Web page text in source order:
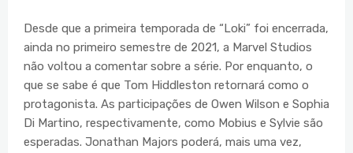
Desde que a primeira temporada de “Loki” foi encerrada,
ainda no primeiro semestre de 2021, a Marvel Studios
não voltou a comentar sobre a série. Por enquanto, o
que se sabe é que Tom Hiddleston retornará como o
protagonista. As participações de Owen Wilson e Sophia
Di Martino, respectivamente, como Mobius e Sylvie são
esperadas. Jonathan Majors poderá, mais uma vez,